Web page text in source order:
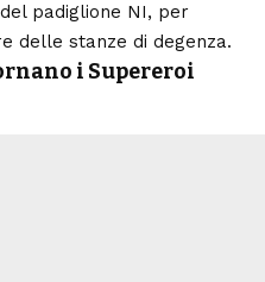
padiglione NI, per
delle stanze di degenza.
i Supereroi